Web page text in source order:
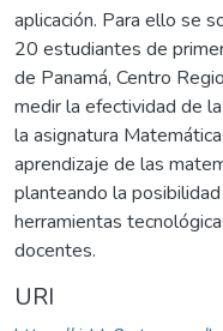
aplicación. Para ello se
20 estudiantes de
de Panamá, Centro
medir la efectividad de
la asignatura
aprendizaje de las
planteando la
herramientas
docentes.
URI